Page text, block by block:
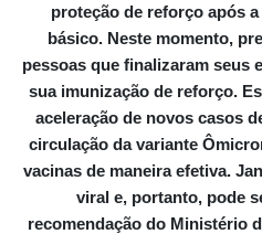
proteção de reforço após
básico. Neste momento,
pessoas que finalizaram seus
sua imunização de reforço.
aceleração de novos casos
circulação da variante
vacinas de maneira efetiva.
viral e, portanto, pode
recomendação do Ministério